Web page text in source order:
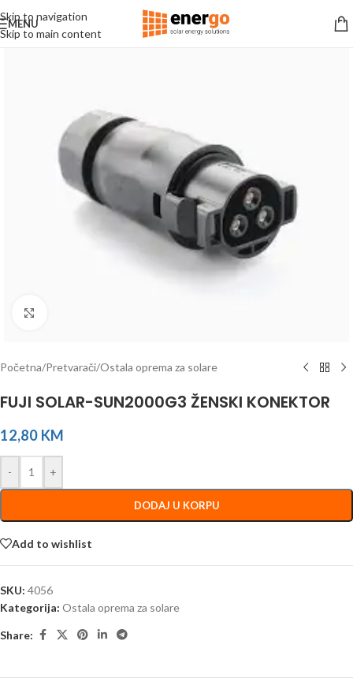
Skip to navigation
Skip to main content
MENU
Početna/Pretvarači/Ostala oprema za solare
FUJI SOLAR-SUN2000G3 ŽENSKI KONEKTOR
12,80 KM
- +
DODAJ U KORPU
Add to wishlist
SKU: 4056
Kategorija: Ostala oprema za solare
Share: